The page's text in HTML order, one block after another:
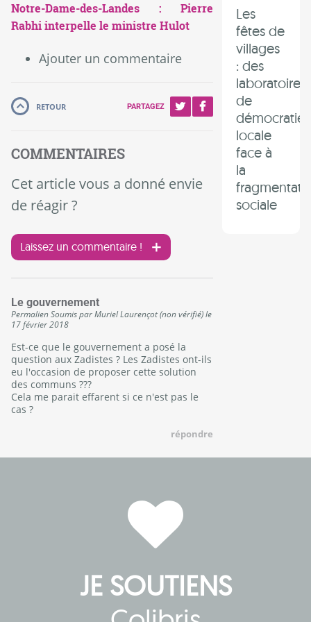
Notre-Dame-des-Landes : Pierre
Rabhi interpelle le ministre Hulot
Les
fêtes de
villages
: des
laboratoires
de
démocratie
locale
face à
la
sociale
Ajouter un commentaire
RETOUR PARTAGEZ
COMMENTAIRES
Cet article vous a donné envie
de réagir ?
Laissez un commentaire !
Le gouvernement
PermalienSoumis parMuriel Laurençot (non vérifié)le
17 février 2018
Est-ce que le gouvernement a posé la
question aux Zadistes ? Les Zadistes ont-ils
eu l'occasion de proposer cette solution
des communs ???
Cela me parait effarent si ce n'est pas le
cas ?
répondre
JE SOUTIENS